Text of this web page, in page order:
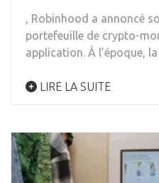
, Robinhood a annoncé
portefeuille de crypto-
application. À l’époque,
LIRE LA SUITE